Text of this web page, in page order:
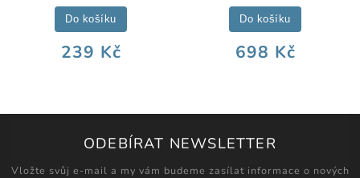
239 Kč
Do košíku
698 Kč
Do košíku
ODEBÍRAT NEWSLETTER
Vložte svůj e-mail a my vám budeme zasílat informace o nových